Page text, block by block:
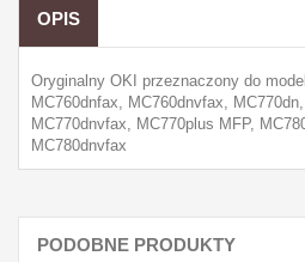
OPIS
Oryginalny OKI przeznaczony do
MC760dnfax, MC760dnvfax,
MC770dnvfax, MC770plus MFP,
MC780dnvfax
PODOBNE PRODUKTY